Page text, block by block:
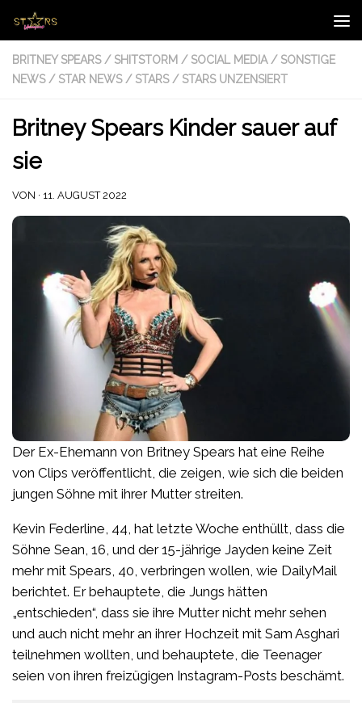
Zum Inhalt springen
BRITNEY SPEARS / SHITSTORM / SOCIAL MEDIA / SONSTIGE
NEWS / STAR NEWS / STARS / STARS UNZENSIERT
Britney Spears Kinder sauer auf
sie
VON · 11. AUGUST 2022
Der Ex-Ehemann von Britney Spears hat eine Reihe
von Clips veröffentlicht, die zeigen, wie sich die beiden
jungen Söhne mit ihrer Mutter streiten.
Kevin Federline, 44, hat letzte Woche enthüllt, dass die
Söhne Sean, 16, und der 15-jährige Jayden keine Zeit
mehr mit Spears, 40, verbringen wollen, wie DailyMail
berichtet. Er behauptete, die Jungs hätten
„entschieden“, dass sie ihre Mutter nicht mehr sehen
und auch nicht mehr an ihrer Hochzeit mit Sam Asghari
teilnehmen wollten, und behauptete, die Teenager
seien von ihren freizügigen Instagram-Posts beschämt.